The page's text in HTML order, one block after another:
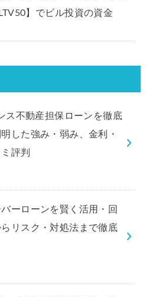
】でビル投資の資金
ス不動産担保ローンを徹底
した強み・弱み、金利・
評判
ーローンを賢く活用・回
リスク・対処法まで徹底